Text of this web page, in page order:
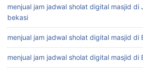
menjual jam jadwal sholat digital masjid di
bekasi
menjual jam jadwal sholat digital masjid di
menjual jam jadwal sholat digital masjid di